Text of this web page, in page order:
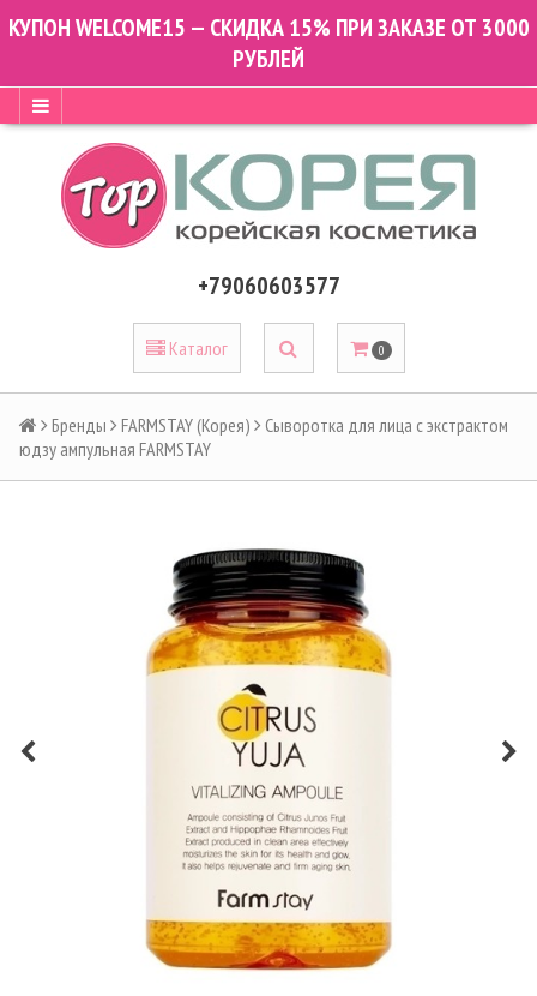
КУПОН WELCOME15 — СКИДКА 15% ПРИ ЗАКАЗЕ ОТ 3000
РУБЛЕЙ
+79060603577
Каталог 0
Бренды FARMSTAY (Корея)
Сыворотка для лица с экстрактом
юдзу ампульная FARMSTAY